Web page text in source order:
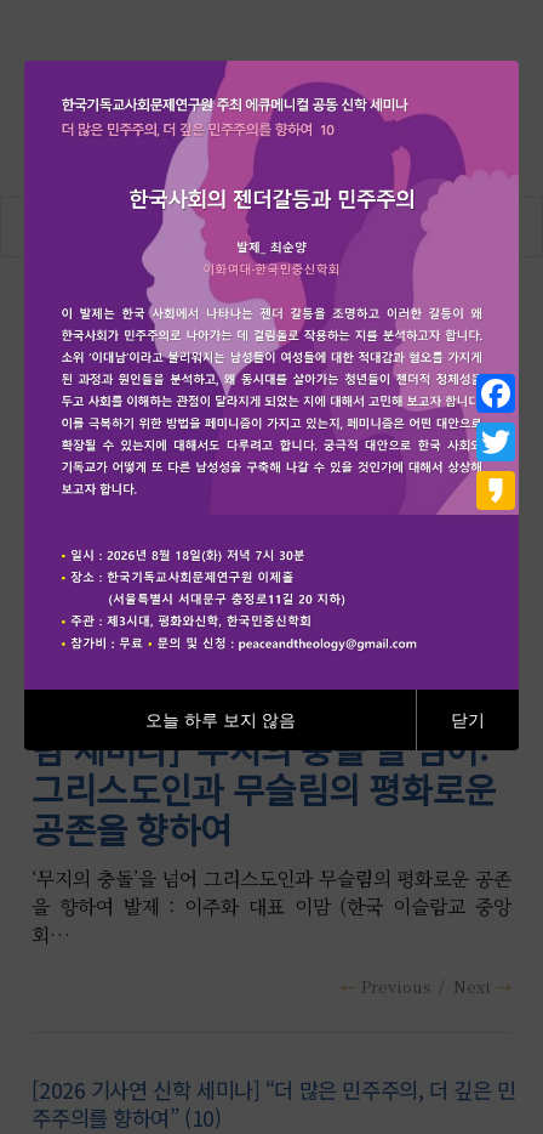
Go to…
[2026 개신교인 인식조사-에큐포
럼 세미나] ‘무지의 충돌’을 넘어:
그리스도인과 무슬림의 평화로운
공존을 향하여
‘무지의 충돌’을 넘어 그리스도인과 무슬림의 평화로운 공존
을 향하여 발제 : 이주화 대표 이맘 (한국 이슬람교 중앙
회…
[2026 기사연 신학 세미나] “더 많
은 민주주의, 더 깊은 민주주의를
향하여” (9)
보편성의 정치와 한국 극우 보수화: 바디우의 민주주의 개
념을 통해 본 기독교의 정치적 역할 발제_ 허석헌 (한국민중
신학회,…
Previous Next
[2026 기사연 신학 세미나] “더 많은 민주주의, 더 깊은 민
주주의를 향하여” (10)
Twitter
오늘 하루 보지 않음 닫기